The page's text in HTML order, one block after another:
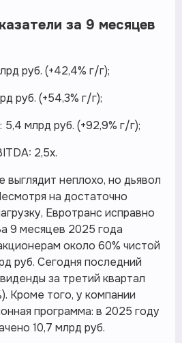
за 9 месяцев
руб. (+42,4% г/г);
руб. (+54,3% г/г);
5,4 млрд руб. (+92,9% г/г);
2,5х.
выглядит неплохо, но дьявол
на достаточно
Евротранс исправно
9 месяцев 2025 года
около 60% чистой
руб. Сегодня последний
за третий квартал
Кроме того, у компании
программа: в 2025 году
10,7 млрд руб.